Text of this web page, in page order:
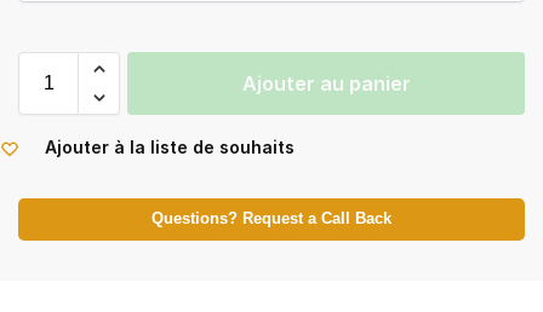
Ajouter au panier
Ajouter à la liste de souhaits
Questions? Request a Call Back